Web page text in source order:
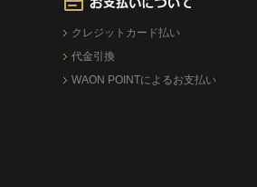
クレジットカード払い
代金引換
WAON POINTによるお支払い